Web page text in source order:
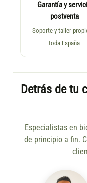
Garantía y
postventa
Soporte y taller
toda España
Detrás de tu
Especialistas en
de principio a fin.